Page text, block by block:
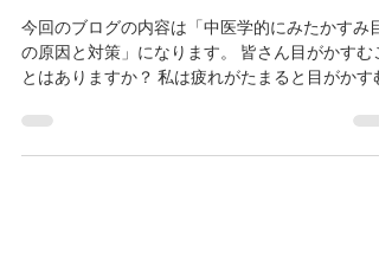
中医学的にみた「かすみ目」の
原因と対策
今回のブログの内容は「中医学的にみたかすみ目
の原因と対策」になります。 皆さん目がかすむこ